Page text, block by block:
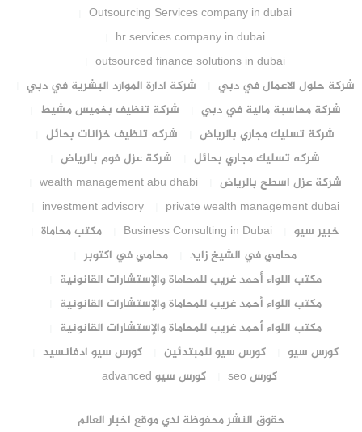
Outsourcing Services company in dubai
hr services company in dubai
outsourced finance solutions in dubai
شركة حلول الاعمال في دبي
شركة ادارة الموارد البشرية في دبي
شركة محاسبة مالية في دبي
شركة تنظيف بخميس مشيط
شركة تسليك مجاري بالرياض
شركه تنظيف خزانات بحائل
شركه تسليك مجاري بحائل
شركة عزل فوم بالرياض
شركة عزل اسطح بالرياض
wealth management abu dhabi
private wealth management dubai
investment advisory
خبير سيو
Business Consulting in Dubai
مكتب محاماة
محامي في الشيخ زايد
محامي في اكتوبر
مكتب اللواء أحمد غريب للمحاماة والإستشارات القانونية
مكتب اللواء أحمد غريب للمحاماة والإستشارات القانونية
مكتب اللواء أحمد غريب للمحاماة والإستشارات القانونية
كورس سيو
كورس سيو للمبتدئين
كورس سيو ادفانسيد
كورس seo
كورس سيو advanced
حقوق النشر محفوظة لدي موقع اخبار العالم